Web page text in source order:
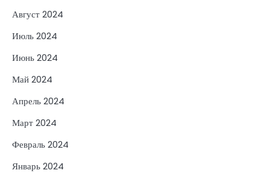
Август 2024
Июль 2024
Июнь 2024
Май 2024
Апрель 2024
Март 2024
Февраль 2024
Январь 2024